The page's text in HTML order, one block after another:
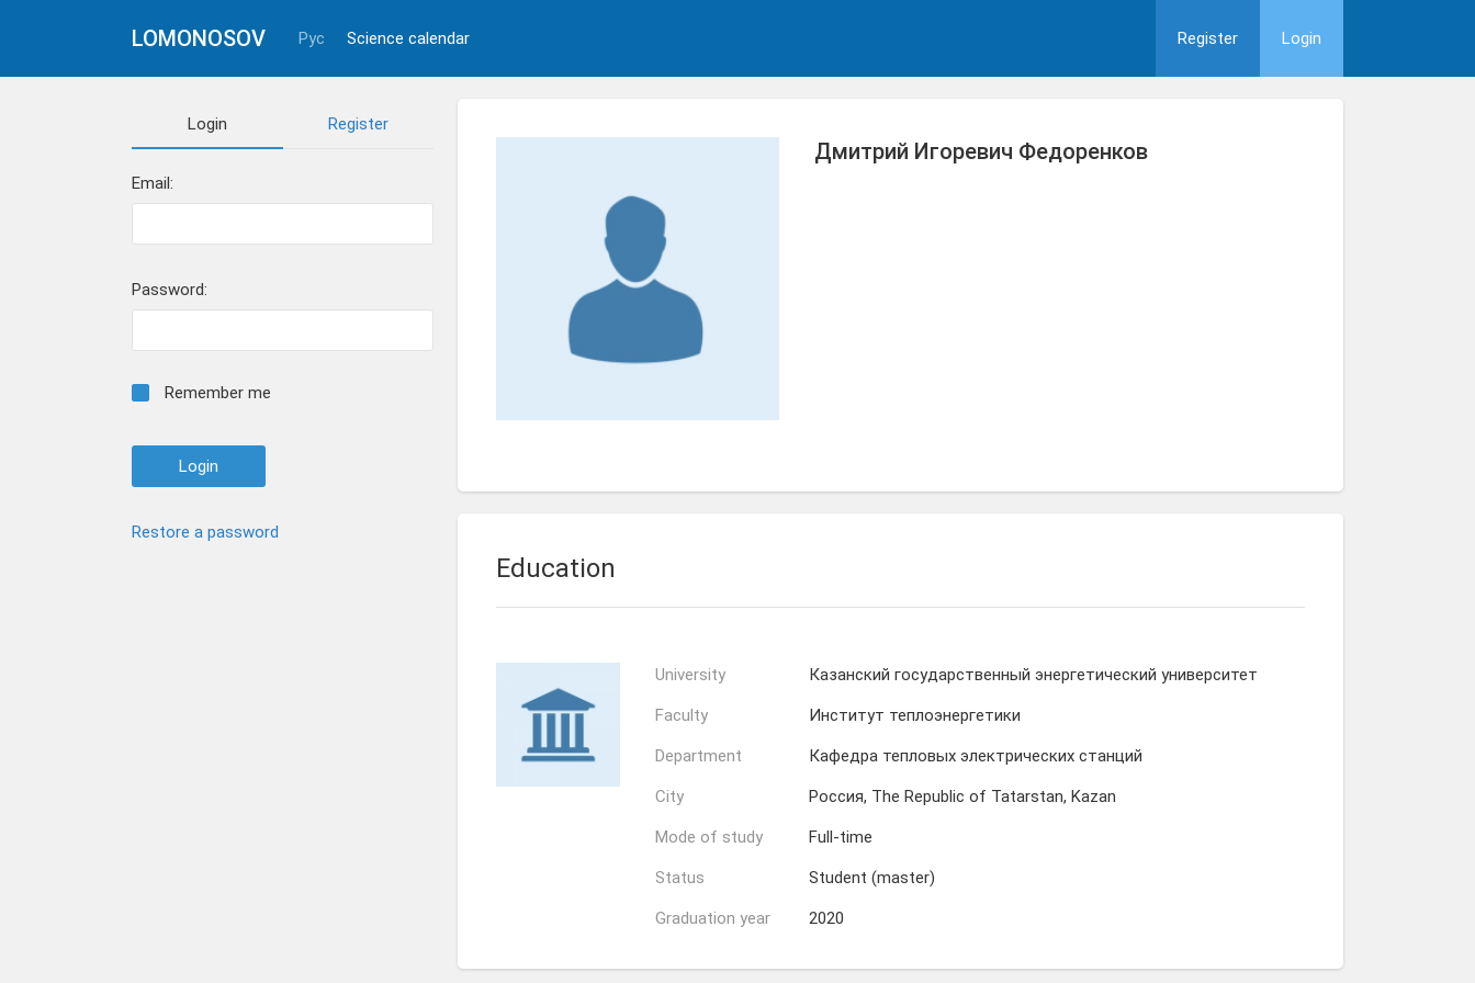
LOMONOSOV Рус Science calendar Register Login
Login Register
Email:
Password:
Remember me
Restore a password
Дмитрий Игоревич Федоренков
Education
University Казанский государственный энергетический университет
Faculty Институт теплоэнергетики
Department Кафедра тепловых электрических станций
City Россия, The Republic of Tatarstan, Kazan
Mode of study Full-time
Status Student (master)
Graduation year 2020